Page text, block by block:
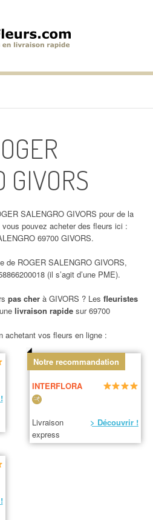
GIVORS
SALENGRO GIVORS pour de la
pouvez acheter des fleurs ici :
69700 GIVORS.
de ROGER SALENGRO GIVORS,
(il s’agit d’une PME).
pas cherà GIVORS ? Les fleuristes
livraison rapide sur 69700
achetant vos fleurs en ligne :
Notre recommandation
INTERFLORA
Livraison
express
> Découvrir !